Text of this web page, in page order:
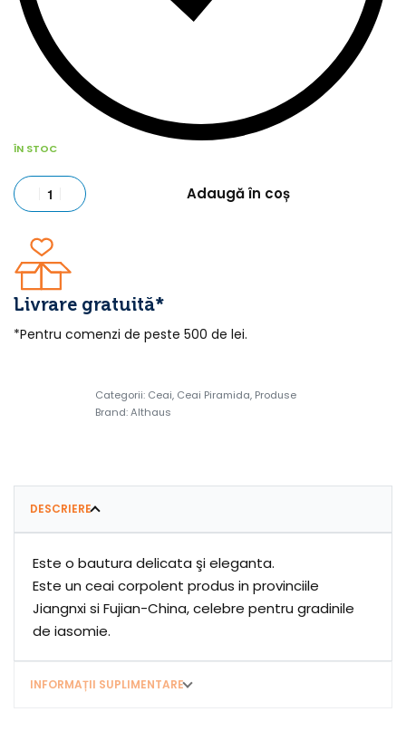
ÎN STOC
Adaugă în coș
Livrare gratuită*
*Pentru comenzi de peste 500 de lei.
Categorii: Ceai, Ceai Piramida, Produse
Brand:Althaus
DESCRIERE
Este o bautura delicata şi eleganta.
Este un ceai corpolent produs in provinciile
Jiangnxi si Fujian-China, celebre pentru gradinile
de iasomie.
INFORMAȚII SUPLIMENTARE